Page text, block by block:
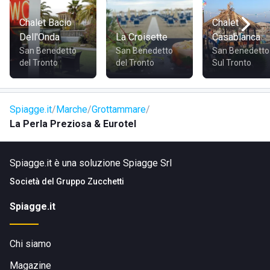
• Ambiente familiare e accogliente
• Possibilità di pranzare o cenare nella pineta del nostro
ristorante Tipicò
• Lungomare pedonale e pista ciclabile della Riviera delle
Palme
• Ideale per famiglie, coppie e gruppi di amici
Dove si trova
La spiaggia Perla Preziosa si trova sul lungomare di
Grottammare, in provincia di Ascoli Piceno, lungo la
Grottammare e dal lungomare di San Benedetto del Tronto.
Come raggiungere la spiaggia
Chalet Bacio
Dell'Onda
San Benedetto
del Tronto
La Croisette
San Benedetto
del Tronto
Chalet
Casablanca
San Benedetto
Sul Tronto
Spiagge.it Marche Grottammare
La Perla Preziosa & Eurotel
Spiagge.it è una soluzione Spiagge Srl
Società del Gruppo Zucchetti
Spiagge.it
Chi siamo
Magazine